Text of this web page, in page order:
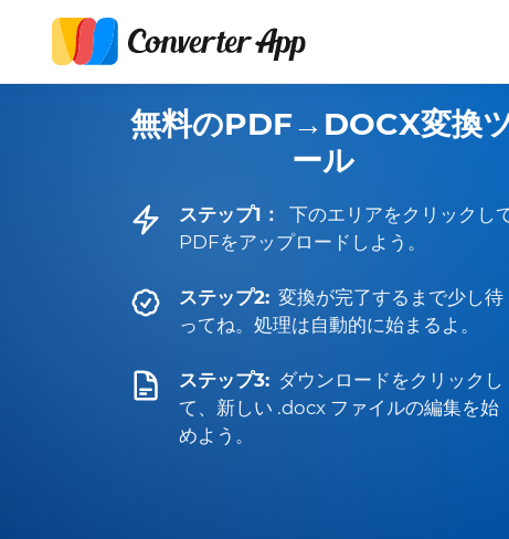
無料のPDF→DOCX変換
ール
ステップ1：
下のエリアをクリックし
PDFをアップロードしよう。
ステップ2: 変換が完了するまで少し待
ってね。処理は自動的に始まるよ。
ステップ3: ダウンロードをクリックし
て、新しい .docx ファイルの編集を始
めよう。